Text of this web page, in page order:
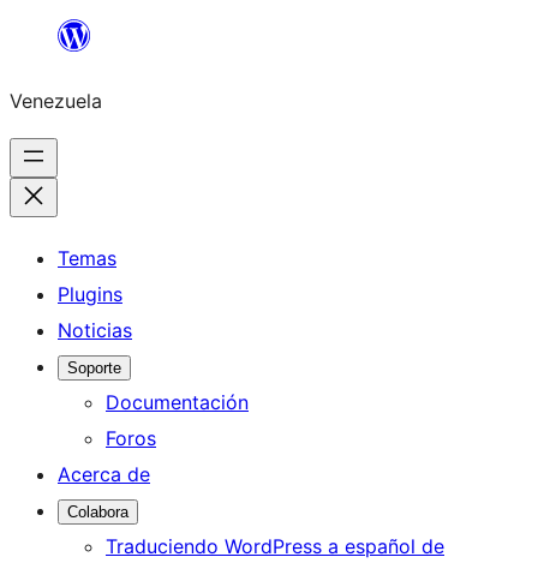
Saltar
contenido
Venezuela
Temas
Plugins
Noticias
Soporte
Documentación
Foros
Acerca de
Colabora
Traduciendo WordPress a español de